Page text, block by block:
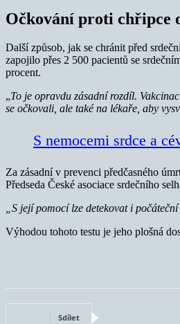
Očkování proti chřipce
Další způsob, jak se chránit před
zapojilo přes 2 500 pacientů se
procent.
„To je opravdu zásadní rozdíl.
se očkovali, ale také na lékaře, aby
S nemocemi srdce a
Za zásadní v prevenci předčasného
Předseda České asociace srdečního
„S její pomocí lze detekovat i
Výhodou tohoto testu je jeho plošná
Sdílet